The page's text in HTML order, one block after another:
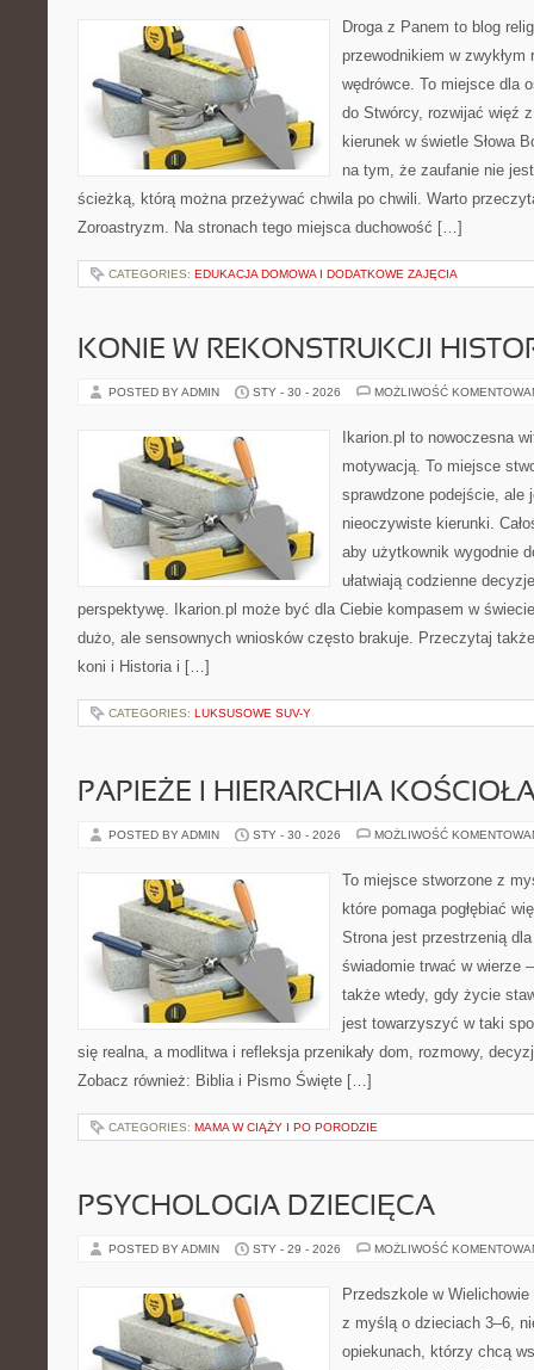
Droga z Panem to blog
przewodnikiem w
wędrówce. To miejsce dla
do Stwórcy, rozwijać więź
kierunek w świetle Słowa
na tym, że zaufanie nie
ścieżką, którą można przeżywać chwila po chwili. Warto
Zoroastryzm. Na stronach tego miejsca duchowość […]
CATEGORIES: EDUKACJA DOMOWA I DODATKOWE ZAJĘCIA
KONIE W REKONSTRUKCJI
POSTED BY ADMIN STY - 30 - 2026 MOŻLIWOŚĆ
Ikarion.pl to nowoczesna
motywacją. To miejsce
sprawdzone podejście, ale
nieoczywiste kierunki.
aby użytkownik wygodnie
ułatwiają codzienne
perspektywę. Ikarion.pl może być dla Ciebie kompasem w
dużo, ale sensownych wniosków często brakuje. Przeczytaj
koni i Historia i […]
CATEGORIES: LUKSUSOWE SUV-Y
PAPIEŻE I HIERARCHIA
POSTED BY ADMIN STY - 30 - 2026 MOŻLIWOŚĆ
To miejsce stworzone z
które pomaga pogłębiać
Strona jest przestrzenią
świadomie trwać w wierze
także wtedy, gdy życie
jest towarzyszyć w taki
się realna, a modlitwa i refleksja przenikały dom, rozmowy,
Zobacz również: Biblia i Pismo Święte […]
CATEGORIES: MAMA W CIĄŻY I PO PORODZIE
PSYCHOLOGIA DZIECIĘCA
POSTED BY ADMIN STY - 29 - 2026 MOŻLIWOŚĆ
Przedszkole w
z myślą o dzieciach 3–6,
opiekunach, którzy chcą